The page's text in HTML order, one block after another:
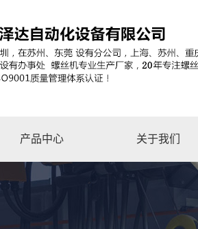
产品中心 关于我们